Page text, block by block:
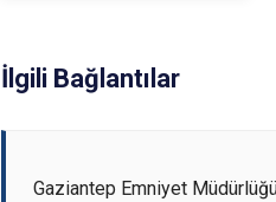
İlgili Bağlantılar
Gaziantep Emniyet